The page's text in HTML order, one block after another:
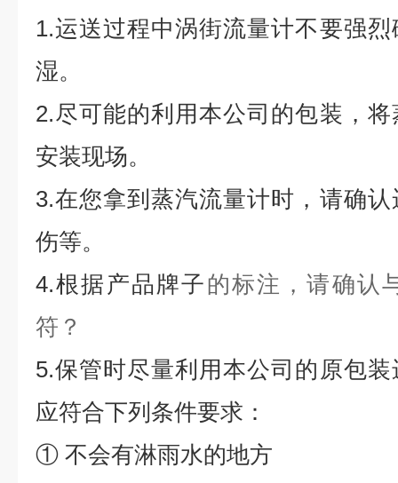
1.运送过程中涡街流量计不要强
湿。
2.尽可能的利用本公司的包装，
安装现场。
3.在您拿到蒸汽流量计时，请确
伤等。
4.根据产品牌子的标注，请确认
符？
5.保管时尽量利用本公司的原包
应符合下列条件要求：
① 不会有淋雨水的地方